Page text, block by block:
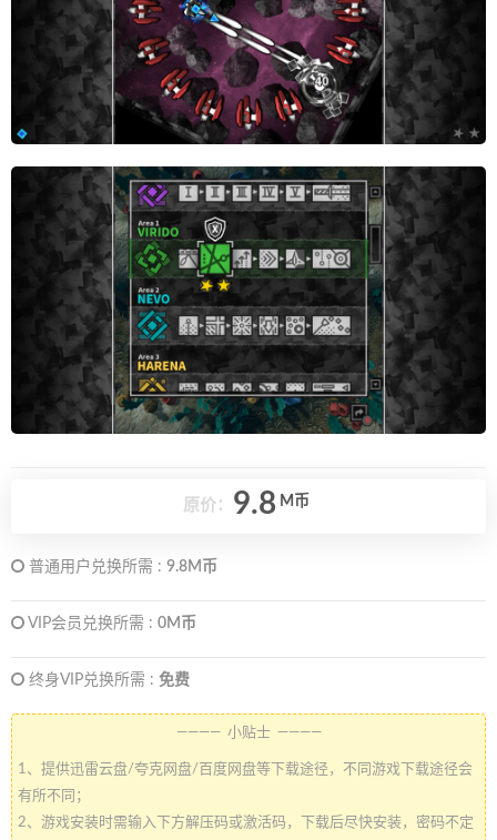
原价： 9.8 M币
普通用户兑换所需 : 9.8M币
VIP会员兑换所需 : 0M币
终身VIP兑换所需 : 免费
———— 小贴士 ————
1、提供迅雷云盘/夸克网盘/百度网盘等下载途径，不同游戏下载途径会
有所不同；
2、游戏安装时需输入下方解压码或激活码，下载后尽快安装，密码不定